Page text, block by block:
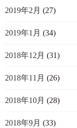
2019年2月 (27)
2019年1月 (34)
2018年12月 (31)
2018年11月 (26)
2018年10月 (28)
2018年9月 (33)